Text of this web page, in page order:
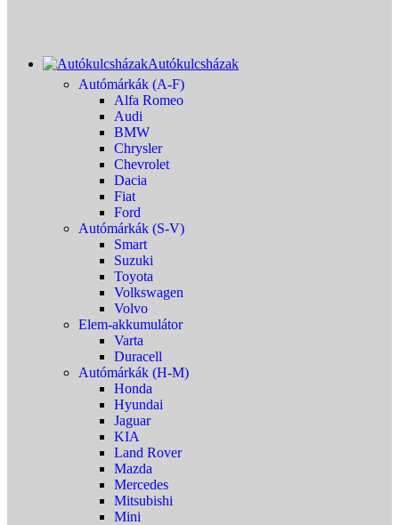
Autókulcsházak
Autómárkák (A-F)
Alfa Romeo
Audi
BMW
Chrysler
Chevrolet
Dacia
Fiat
Ford
Autómárkák (S-V)
Smart
Suzuki
Toyota
Volkswagen
Volvo
Elem-akkumulátor
Varta
Duracell
Autómárkák (H-M)
Honda
Hyundai
Jaguar
KIA
Land Rover
Mazda
Mercedes
Mitsubishi
Mini